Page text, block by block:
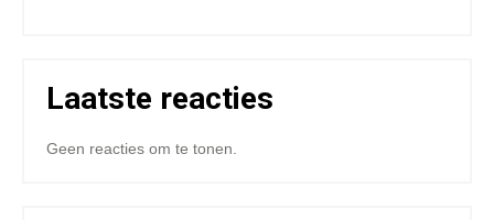
Laatste reacties
Geen reacties om te tonen.